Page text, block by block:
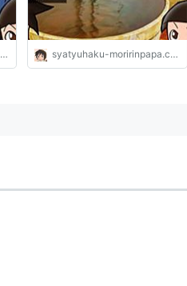
syatyuhaku-moririnpapa.com